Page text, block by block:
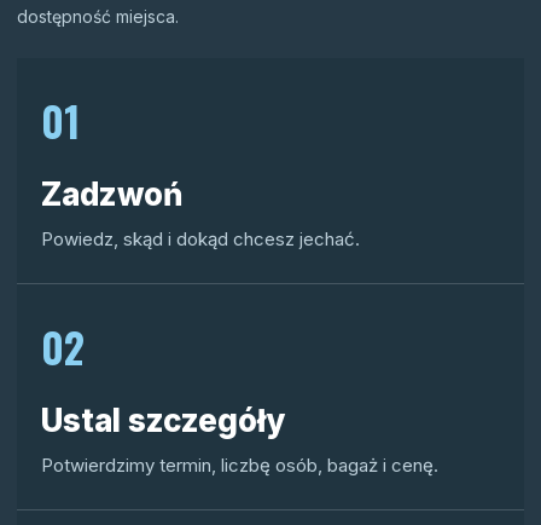
dostępność miejsca.
01
Zadzwoń
Powiedz, skąd i dokąd chcesz jechać.
02
Ustal szczegóły
Potwierdzimy termin, liczbę osób, bagaż i cenę.